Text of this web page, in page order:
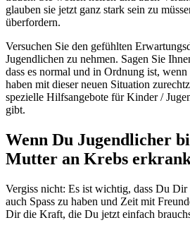
glauben sie jetzt ganz stark sein zu
überfordern.
Versuchen Sie den gefühlten
Jugendlichen zu nehmen. Sagen Sie
dass es normal und in Ordnung ist,
haben mit dieser neuen Situation
spezielle Hilfsangebote für Kinder /
gibt.
Wenn Du Jugendlicher
Mutter an Krebs
Vergiss nicht: Es ist wichtig, dass Du Dir
auch Spass zu haben und Zeit mit
Dir die Kraft, die Du jetzt einfach